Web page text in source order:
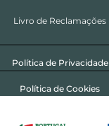
Livro de Reclamações
Política de Privacidade
Política de Cookies